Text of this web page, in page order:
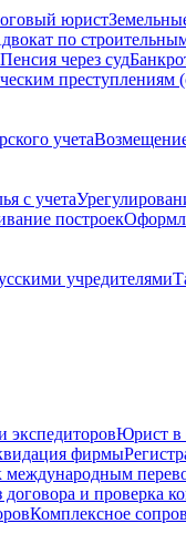
юрист
по
Пенсия через суд
учета
с учета
построек
учредителями
экспедиторовЮрист в
фирмы
международным
и проверка
Комплексное